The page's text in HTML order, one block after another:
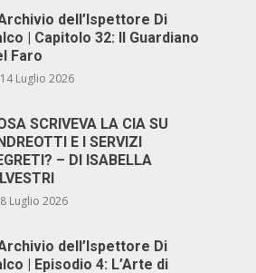
dell’Ispettore Di
| Capitolo 32: Il Guardiano
Faro
14 Luglio 2026
SCRIVEVA LA CIA SU
E I SERVIZI
– DI ISABELLA
8 Luglio 2026
dell’Ispettore Di
| Episodio 4: L’Arte di